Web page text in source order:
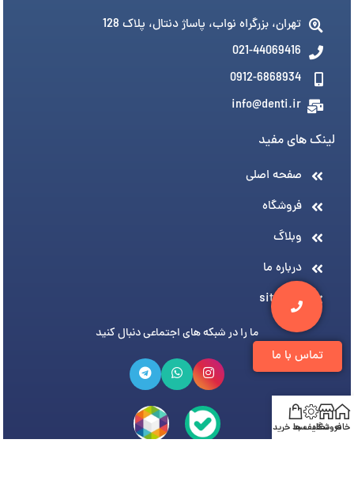
تماس با ما
تهران، بزرگراه نواب، پاساژ دنتال، پلاک 128
021-44069416
0912-6868934
info@denti.ir
لینک های مفید
صفحه اصلی
فروشگاه
وبلاگ
درباره ما
sitemap
ما را در شبکه های اجتماعی دنبال کنید
خانهفروشگاه
تخفیف هاسبد خرید